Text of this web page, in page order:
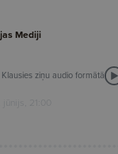
Mediji
Klausies ziņu audio formātā
21:00